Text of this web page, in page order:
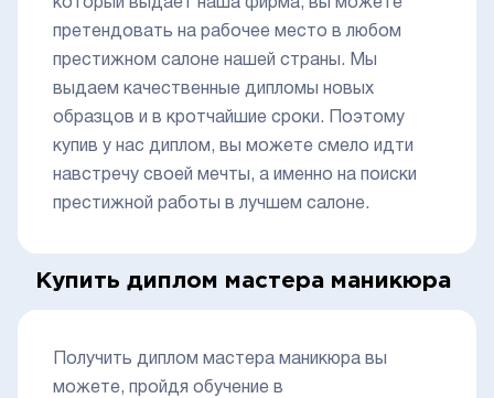
который выдает наша фирма, вы можете
претендовать на рабочее место в любом
престижном салоне нашей страны. Мы
выдаем качественные дипломы новых
образцов и в кротчайшие сроки. Поэтому
купив у нас диплом, вы можете смело идти
навстречу своей мечты, а именно на поиски
престижной работы в лучшем салоне.
Купить диплом мастера маникюра
Получить диплом мастера маникюра вы
можете, пройдя обучение в